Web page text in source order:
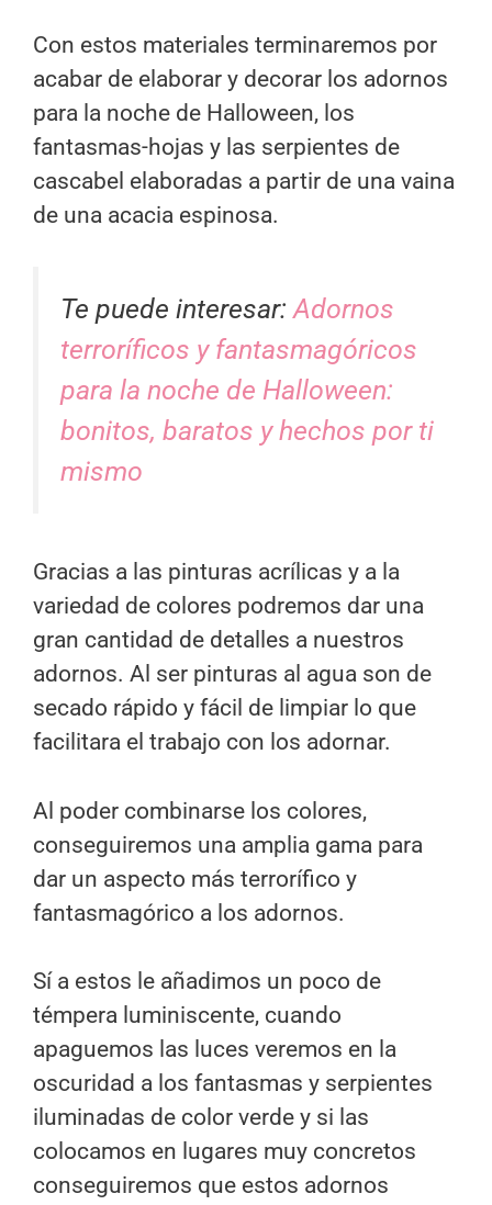
Con estos materiales terminaremos por
acabar de elaborar y decorar los adornos
para la noche de Halloween, los
fantasmas-hojas y las serpientes de
cascabel elaboradas a partir de una vaina
de una acacia espinosa.
Te puede interesar:Adornos
terroríficos y fantasmagóricos
para la noche de Halloween:
bonitos, baratos y hechos por ti
mismo
Gracias a las pinturas acrílicas y a la
variedad de colores podremos dar una
gran cantidad de detalles a nuestros
adornos. Al ser pinturas al agua son de
secado rápido y fácil de limpiar lo que
facilitara el trabajo con los adornar.
Al poder combinarse los colores,
conseguiremos una amplia gama para
dar un aspecto más terrorífico y
fantasmagórico a los adornos.
Sí a estos le añadimos un poco de
témpera luminiscente, cuando
apaguemos las luces veremos en la
oscuridad a los fantasmas y serpientes
iluminadas de color verde y si las
colocamos en lugares muy concretos
conseguiremos que estos adornos